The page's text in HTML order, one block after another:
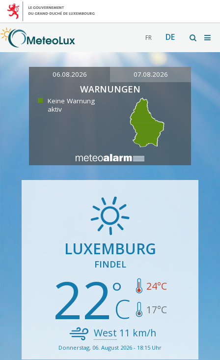
FR DE
06.08.2026 07.08.2026
WARNUNGEN
Keine Warnung
aktiv
LUXEMBURG
FINDEL
22 24°C
17°C
West 11 km/h
Donnerstag, 06. August 2026 - 18:15 Uhr